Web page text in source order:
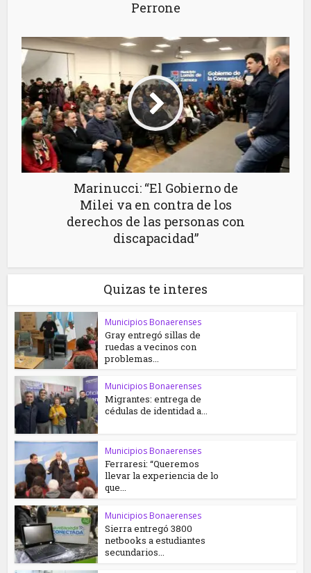
Perrone
Marinucci: “El Gobierno de
Milei va en contra de los
derechos de las personas con
discapacidad”
Quizas te interes
Municipios Bonaerenses
Gray entregó sillas de
ruedas a vecinos con
problemas...
Municipios Bonaerenses
Migrantes: entrega de
cédulas de identidad a...
Municipios Bonaerenses
Ferraresi: “Queremos
llevar la experiencia de lo
que...
Municipios Bonaerenses
Sierra entregó 3800
netbooks a estudiantes
secundarios...